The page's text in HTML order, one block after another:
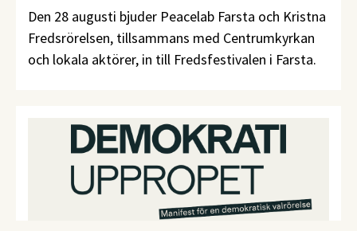
Den 28 augusti bjuder Peacelab Farsta och Kristna
Fredsrörelsen, tillsammans med Centrumkyrkan
och lokala aktörer, in till Fredsfestivalen i Farsta.